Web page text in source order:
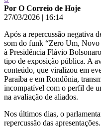
Por O Correio de Hoje
27/03/2026 | 16:14
Após a repercussão negativa
som do funk “Zero Um, Novo
à Presidência Flávio
tipo de exposição pública. A
conteúdo, que viralizou em
Paraíba e em Rondônia,
incompatível com o perfil de
na avaliação de aliados.
Nos últimos dias, o
repercussão das